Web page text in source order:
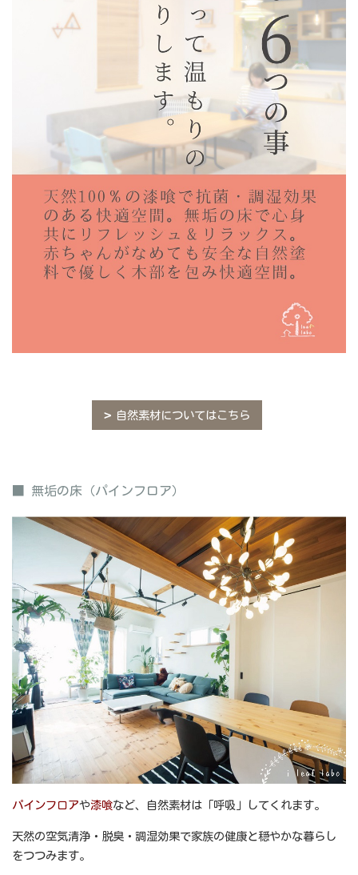
自然素材についてはこちら
■ 無垢の床（パインフロア）
パインフロアや漆喰など、自然素材は「呼吸」してくれます。
天然の空気清浄・脱臭・調湿効果で家族の健康と穏やかな暮らし
をつつみます。